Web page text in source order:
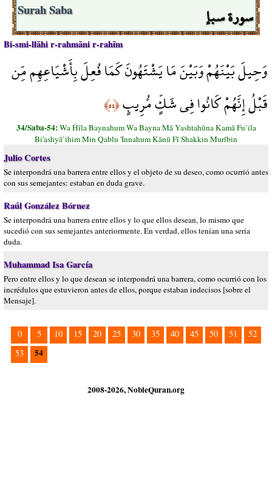
سورة سبإ Surah Saba
Bi-smi-llāhi r-rahmāni r-rahīm
وَحِيلَ بَيْنَهُمْ وَبَيْنَ مَا يَشْتَهُونَ كَمَا فُعِلَ بِأَشْيَاعِهِم مِّن
قَبْلُ إِنَّهُمْ كَانُوا فِي شَكٍّ مُّرِيبٍ﴿٥٤﴾
34/Saba-54:Wa Ĥīla Baynahum Wa Bayna Mā Yashtahūna Kamā Fu`ila
Bi'ashyā`ihim Min Qablu 'Innahum Kānū Fī Shakkin Murībin
Julio Cortes
Se interpondrá una barrera entre ellos y el objeto de su deseo, como ocurrió antes
con sus semejantes: estaban en duda grave.
Raúl González Bórnez
Se interpondrá una barrera entre ellos y lo que ellos desean, lo mismo que
sucedió con sus semejantes anteriormente. En verdad, ellos tenían una seria
duda.
Muhammad Isa García
Pero entre ellos y lo que desean se interpondrá una barrera, como ocurrió con los
incrédulos que estuvieron antes de ellos, porque estaban indecisos [sobre el
Mensaje].
0 5 10 15 20 25 30 35 40 45 50 51
52
53
54
2008-2026, NobleQuran.org